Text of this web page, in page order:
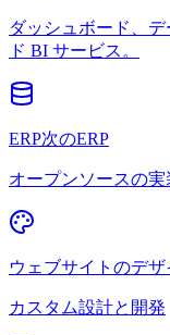
ダッシュボード、
ド BI サービス。
ERP次のERP
オープンソースの
ウェブサイトのデザ
カスタム設計と開発